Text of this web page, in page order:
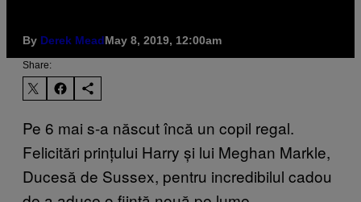
By Derek MeadMay 8, 2019, 12:00am
Share:
Pe 6 mai s-a născut încă un copil regal.
Felicitări prințului Harry și lui Meghan Markle,
Ducesă de Sussex, pentru incredibilul cadou